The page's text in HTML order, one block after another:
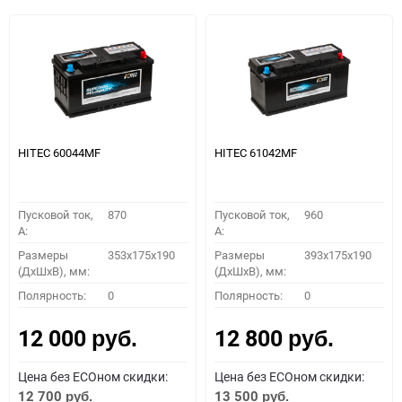
HITEC 60044MF
Пусковой ток,
A:
870
Размеры
(ДхШхВ), мм:
353x175x190
Полярность: 0
12 000 руб.
Цена без ECOном скидки:
12 700 руб.
HITEC 61042MF
Пусковой ток,
A:
960
Размеры
(ДхШхВ), мм:
393x175x190
Полярность: 0
12 800 руб.
Цена без ECOном скидки:
13 500 руб.